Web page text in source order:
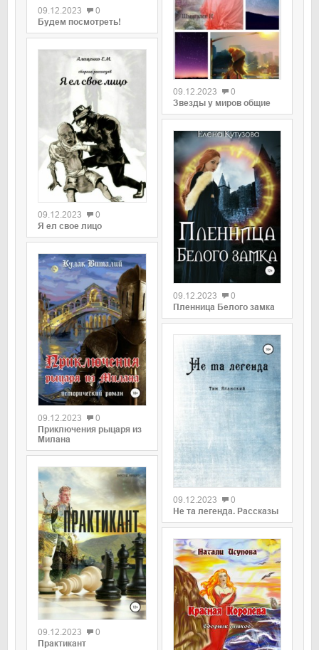
09.12.2023
0
Будем посмотреть!
09.12.2023
0
Я ел свое лицо
09.12.2023
0
Приключения рыцаря из
Милана
09.12.2023
0
Практикант
09.12.2023
0
Звезды у миров общие
09.12.2023
0
Пленница Белого замка
09.12.2023
0
Не та легенда. Рассказы